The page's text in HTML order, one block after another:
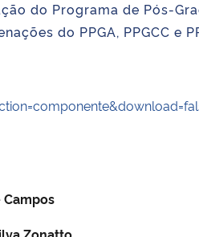
do Programa de Pós-
do PPGA, PPGCC e
Zonatto